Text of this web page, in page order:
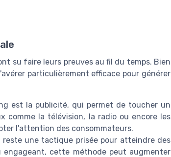
su faire leurs preuves au fil du temps. Bien
particulièrement efficace pour générer
est la publicité, qui permet de toucher un
comme la télévision, la radio ou encore les
l'attention des consommateurs.
reste une tactique prisée pour atteindre des
cette méthode peut augmenter